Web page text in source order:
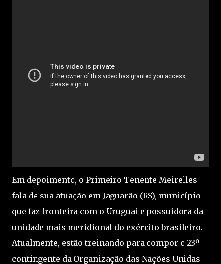
Em depoimento, o Primeiro Tenente Meirelles
fala de sua atuação em Jaguarão (RS), município
que faz fronteira com o Uruguai e possuidora da
unidade mais meridional do exército brasileiro.
Atualmente, estão treinando para compor o 23º
contingente da Organização das Nações Unidas